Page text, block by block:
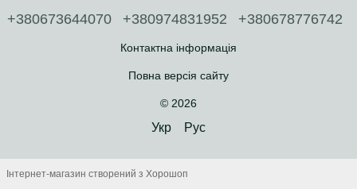
+380673644070 +380974831952 +380678776742
Контактна інформація
Повна версія сайту
© 2026
Укр Рус
Інтернет-магазин створений з Хорошоп